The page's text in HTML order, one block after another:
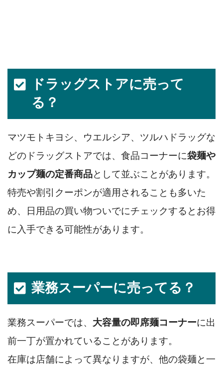
ドラッグストアに売って
る？
マツモトキヨシ、ウエルシア、ツルハドラッグな
どのドラッグストアでは、食品コーナーに袋麺や
カップ麺の定番商品として並ぶことがあります。
特売や割引クーポンが適用されることも多いた
め、日用品の買い物ついでにチェックするとお得
に入手できる可能性があります。
業務スーパーに売ってる？
業務スーパーでは、 大容量の即席麺コーナーに出
前一丁が置かれていることがあります。
在庫は店舗によって異なりますが、他の袋麺と一